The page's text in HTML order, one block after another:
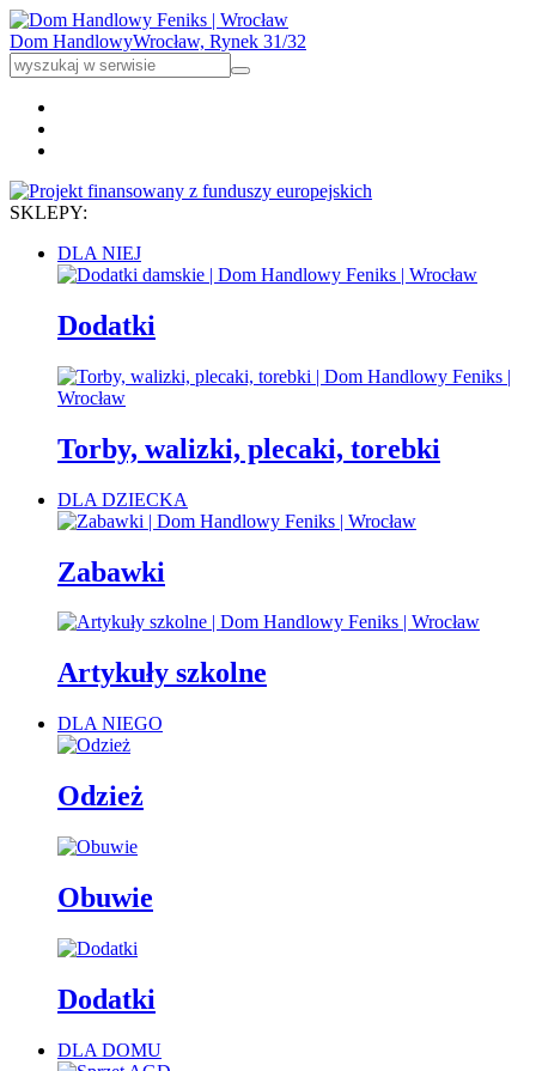
Dom HandlowyWrocław, Rynek 31/32
SKLEPY:
DLA NIEJ
Dodatki
Torby, walizki, plecaki, torebki
DLA DZIECKA
Zabawki
Artykuły szkolne
DLA NIEGO
Odzież
Obuwie
Dodatki
DLA DOMU